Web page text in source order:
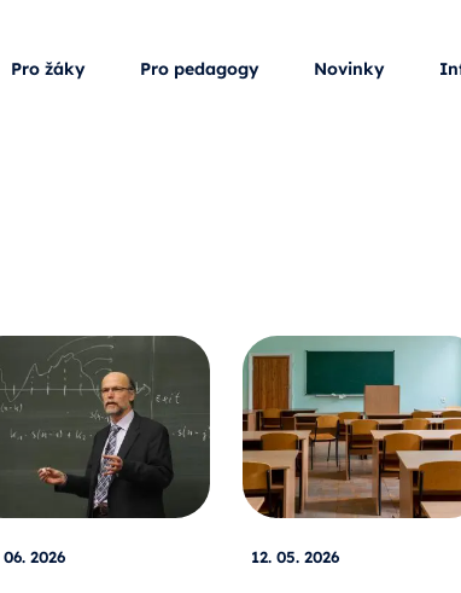
Pro žáky Pro pedagogy Novinky
06. 2026 12. 05. 2026